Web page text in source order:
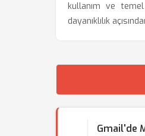
kullanım ve
dayanıklılık
Gmail'de